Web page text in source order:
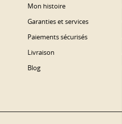
Mon histoire
Garanties et services
Paiements sécurisés
Livraison
Blog